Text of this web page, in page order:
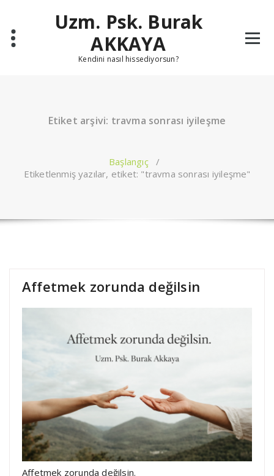
Uzm. Psk. Burak
AKKAYA
Kendini nasıl hissediyorsun?
Etiket arşivi: travma sonrası iyileşme
Başlangıç/
Etiketlenmiş yazılar, etiket: "travma sonrası iyileşme"
Affetmek zorunda değilsin
Affetmek zorunda değilsin.